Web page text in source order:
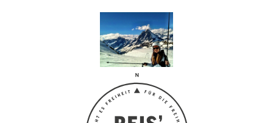
Reis' aus –
Reiseblog